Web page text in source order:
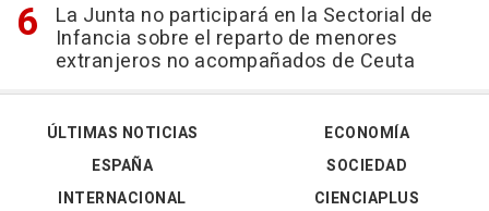
La Junta no participará en la Sectorial de
Infancia sobre el reparto de menores
extranjeros no acompañados de Ceuta
ÚLTIMAS NOTICIAS
ESPAÑA
INTERNACIONAL
ECONOMÍA
SOCIEDAD
CIENCIAPLUS